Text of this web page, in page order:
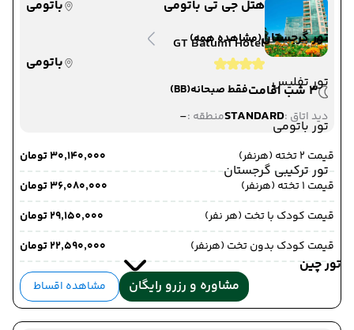
تور گرجستان(مشاهده همه)
تور تفلیس
تور باتومی
تور ترکیبی گرجستان
تور چین
هتل جی تی باتومی
باتومی
GT Batumi Hotel
باتومی
3 شب اقامت
فقط صبحانه(BB)
دید اتاق :STANDARDمنطقه :-
قیمت 2 تخته (هرنفر)
۳۰٬۱۴۰٬۰۰۰ تومان
قیمت 1 تخته (هرنفر)
۳۶٬۰۸۰٬۰۰۰ تومان
قیمت کودک با تخت (هر نفر)
۲۹٬۱۵۰٬۰۰۰ تومان
قیمت کودک بدون تخت (هرنفر)
۲۲٬۵۹۰٬۰۰۰ تومان
مشاوره و رزرو رایگان مشاهده اقساط